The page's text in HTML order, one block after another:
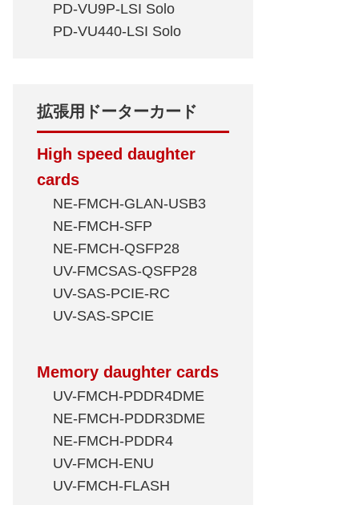
PD-VU9P-LSI Solo
PD-VU440-LSI Solo
拡張用ドーターカード
High speed daughter
cards
NE-FMCH-GLAN-USB3
NE-FMCH-SFP
NE-FMCH-QSFP28
UV-FMCSAS-QSFP28
UV-SAS-PCIE-RC
UV-SAS-SPCIE
Memory daughter cards
UV-FMCH-PDDR4DME
NE-FMCH-PDDR3DME
NE-FMCH-PDDR4
UV-FMCH-ENU
UV-FMCH-FLASH